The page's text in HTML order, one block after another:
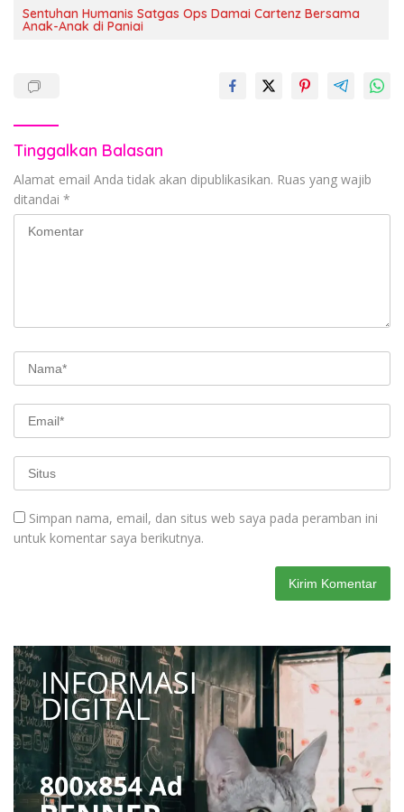
Sentuhan Humanis Satgas Ops Damai Cartenz Bersama
Anak-Anak di Paniai
Tinggalkan Balasan
Alamat email Anda tidak akan dipublikasikan. Ruas yang wajib
ditandai *
Simpan nama, email, dan situs web saya pada peramban ini
untuk komentar saya berikutnya.